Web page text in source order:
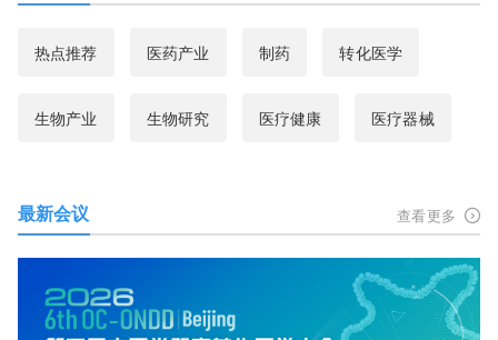
热点推荐 医药产业 制药 转化医学
生物产业 生物研究 医疗健康 医疗器械
最新会议 查看更多